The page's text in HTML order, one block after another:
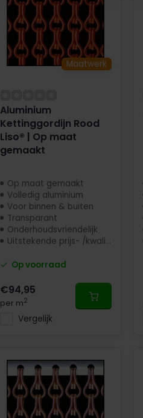
Maatwerk
Aluminium
Kettinggordijn Rood
Liso® | Op maat
gemaakt
Op maat gemaakt
Volledig aluminium
Voor binnen & buiten
Transparant
Onderhoudsvriendelijk
Uitstekende prijs- /kwaliteit
Op voorraad
€94,95
per m2
Vergelijk